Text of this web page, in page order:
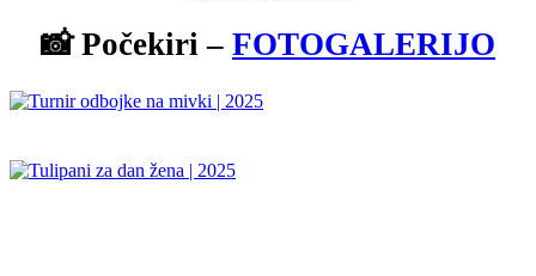
📸 Počekiri – FOTOGALERIJO